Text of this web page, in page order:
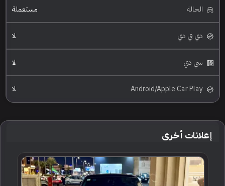
الحالة مستعملة
دي في دي لا
سي دي لا
Android/Apple Car Play لا
إعلانات أخرى